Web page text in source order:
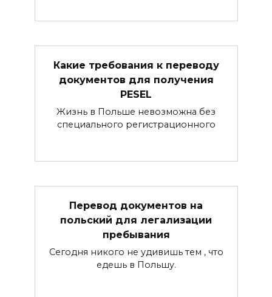
Какие требования к переводу
документов для получения
PESEL
Жизнь в Польше невозможна без
специального регистрационного
Перевод документов на
польский для легализации
пребывания
Сегодня никого не удивишь тем , что
едешь в Польшу.